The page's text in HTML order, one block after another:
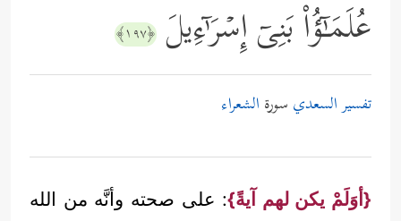
عُلَمَـٰۤؤُاْ بَنِیۤ إِسۡرَ ٰ⁠ۤءِیلَ ﴿١٩٧﴾
تفسير السعدي سورة الشعراء
{أوَلَمْ يكن لهم آيةً}: على صحته وأنَّه من الله